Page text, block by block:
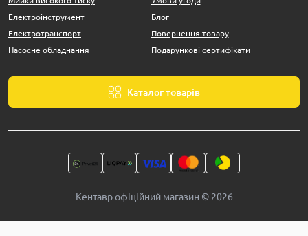
Електроінструмент
Електротранспорт
Насосне обладнання
Блог
Повернення товару
Подарункові сертифікати
Каталог товарів
Кентавр офіційний магазин © 2026